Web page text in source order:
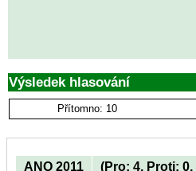
Výsledek hlasování
Přítomno: 10
ANO 2011 (Pro: 4, Proti: